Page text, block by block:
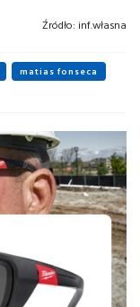
Źródło: inf.własna
matias fonseca